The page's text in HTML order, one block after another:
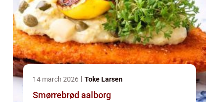
14 march 2026 Toke Larsen
Smørrebrød aalborg